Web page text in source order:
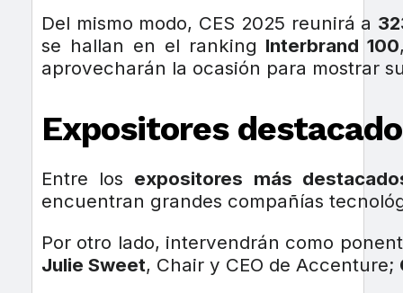
Del mismo modo, CES 2025 reunirá a
se hallan en el ranking Interbrand 100
aprovecharán la ocasión para mostrar
Expositores
Entre los expositores más
encuentran grandes compañías
Por otro lado, intervendrán como
Julie Sweet, Chair y CEO de Accenture;